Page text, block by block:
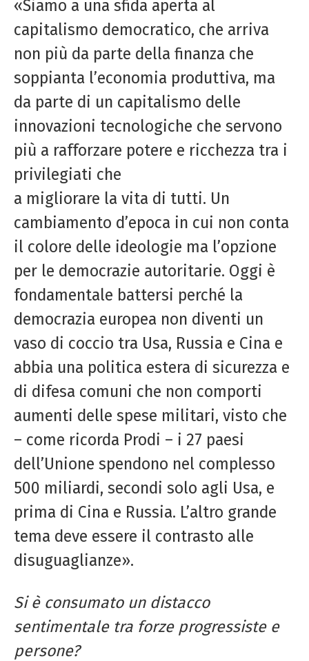
«Siamo a una sfida aperta al
capitalismo democratico, che arriva
non più da parte della finanza che
soppianta l’economia produttiva, ma
da parte di un capitalismo delle
innovazioni tecnologiche che servono
più a rafforzare potere e ricchezza tra i
privilegiati che
a migliorare la vita di tutti. Un
cambiamento d’epoca in cui non conta
il colore delle ideologie ma l’opzione
per le democrazie autoritarie. Oggi è
fondamentale battersi perché la
democrazia europea non diventi un
vaso di coccio tra Usa, Russia e Cina e
abbia una politica estera di sicurezza e
di difesa comuni che non comporti
aumenti delle spese militari, visto che
– come ricorda Prodi – i 27 paesi
dell’Unione spendono nel complesso
500 miliardi, secondi solo agli Usa, e
prima di Cina e Russia. L’altro grande
tema deve essere il contrasto alle
disuguaglianze».
Si è consumato un distacco
sentimentale tra forze progressiste e
persone?